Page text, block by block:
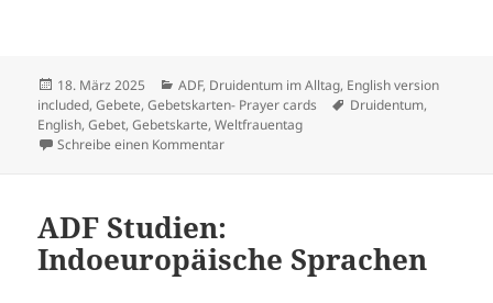
Veröffentlicht
am
18. März 2025 Kategorien
ADF, Druidentum im Alltag, English version
included,Gebete,Gebetskarten- Prayer cards Schlagwörter
Druidentum,
English,Gebet,Gebetskarte,Weltfrauentag
Schreibe einen Kommentarzu Gebet zum Weltfrauentag 2025
ADF Studien:
Indoeuropäische Sprachen